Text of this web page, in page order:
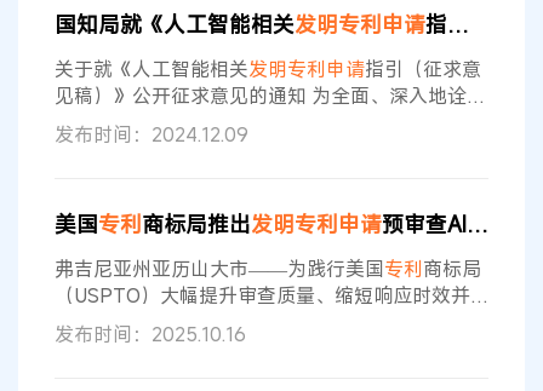
变更呢？专利法第三十三条规定，对发明或实用新
型 专利申请 文件的修改不得超出原说明书和权利要
求书记载的范围。那么，如何应用专利 法及其相关
国知局就《人工智能相关发明专利申请指引（征求意见稿）》公开征求意见
关于就《人工智能相关发明专利申请指引（征求意
见稿）》公开征求意见的通知 为全面、深入地诠释
我国现行 专利法律制度框架下的人工智能领域
审查政策，回应创新主体普遍关切的热点法律问
（以下简称指引）。指引的定位为政策解读类文
件，帮助 申请人更好理解现行 专利审查政策。 现将
指引征求意见稿及其说明予以公布，征求社会各界
意见
发布时间：2024.12.09
美国专利商标局推出发明专利申请预审查AI检索新试点项目​
弗吉尼亚州亚历山大市——为践行美国专利商标局
（USPTO）大幅提升审查质量、缩短响应时效并
提高审查效率的坚定承诺，该机构今日宣布启动"人
工智能搜索自动化试点（ASAP项目）"。该项目将
发布时间：2025.10.16